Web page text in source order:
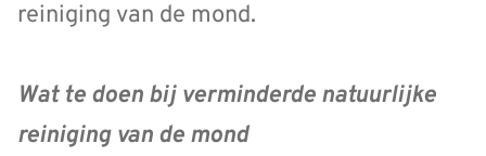
reiniging van de mond.
Wat te doen bij verminderde natuurlijke
reiniging van de mond